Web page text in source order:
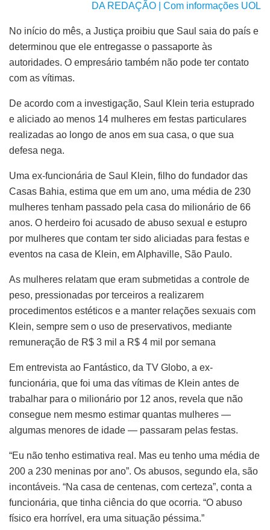
DA REDAÇÃO | Com informações UOL
No início do mês, a Justiça proibiu que Saul saia do país e
determinou que ele entregasse o passaporte às
autoridades. O empresário também não pode ter contato
com as vítimas.
De acordo com a investigação, Saul Klein teria estuprado
e aliciado ao menos 14 mulheres em festas particulares
realizadas ao longo de anos em sua casa, o que sua
defesa nega.
Uma ex-funcionária de Saul Klein, filho do fundador das
Casas Bahia, estima que em um ano, uma média de 230
mulheres tenham passado pela casa do milionário de 66
anos. O herdeiro foi acusado de abuso sexual e estupro
por mulheres que contam ter sido aliciadas para festas e
eventos na casa de Klein, em Alphaville, São Paulo.
As mulheres relatam que eram submetidas a controle de
peso, pressionadas por terceiros a realizarem
procedimentos estéticos e a manter relações sexuais com
Klein, sempre sem o uso de preservativos, mediante
remuneração de R$ 3 mil a R$ 4 mil por semana
Em entrevista ao Fantástico, da TV Globo, a ex-
funcionária, que foi uma das vítimas de Klein antes de
trabalhar para o milionário por 12 anos, revela que não
consegue nem mesmo estimar quantas mulheres —
algumas menores de idade — passaram pelas festas.
“Eu não tenho estimativa real. Mas eu tenho uma média de
200 a 230 meninas por ano”. Os abusos, segundo ela, são
incontáveis. “Na casa de centenas, com certeza”, conta a
funcionária, que tinha ciência do que ocorria. “O abuso
físico era horrível, era uma situação péssima.”